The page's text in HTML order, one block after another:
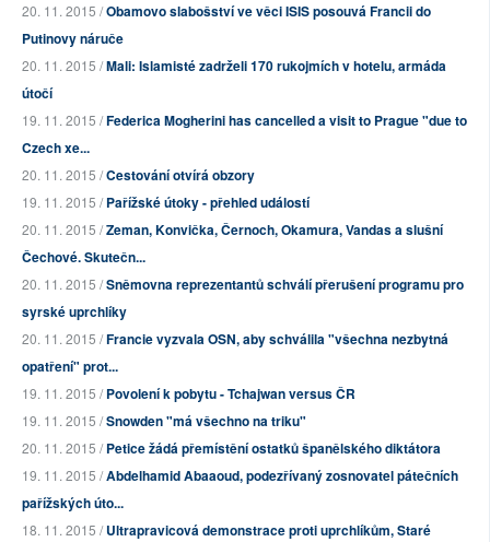
20. 11. 2015 /Obamovo slabošství ve věci ISIS posouvá Francii do
Putinovy náruče
20. 11. 2015 /Mali: Islamisté zadrželi 170 rukojmích v hotelu, armáda
útočí
19. 11. 2015 /Federica Mogherini has cancelled a visit to Prague "due to
Czech xe...
20. 11. 2015 /Cestování otvírá obzory
19. 11. 2015 /Pařížské útoky - přehled událostí
20. 11. 2015 /Zeman, Konvička, Černoch, Okamura, Vandas a slušní
Čechové. Skutečn...
20. 11. 2015 /Sněmovna reprezentantů schválí přerušení programu pro
syrské uprchlíky
20. 11. 2015 /Francie vyzvala OSN, aby schválila "všechna nezbytná
opatření" prot...
19. 11. 2015 /Povolení k pobytu - Tchajwan versus ČR
19. 11. 2015 /Snowden "má všechno na triku"
20. 11. 2015 /Petice žádá přemístění ostatků španělského diktátora
19. 11. 2015 /Abdelhamid Abaaoud, podezřívaný zosnovatel pátečních
pařížských úto...
18. 11. 2015 /Ultrapravicová demonstrace proti uprchlíkům, Staré